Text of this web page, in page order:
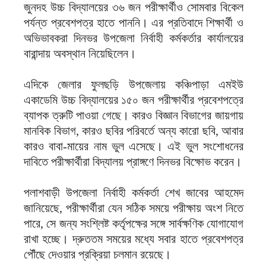
জুনদহ উচ্চ বিদ্যালয়ের ৩৬ জন পরীক্ষার্থীও সোমবার বিকেল
পর্যন্ত প্রবেশপত্র হাতে পাননি। এর প্রতিবাদে শিক্ষার্থী ও
অভিভাবকরা দিনভর উপজেলা নির্বাহী কর্মকর্তার কার্যালয়ের
বারান্দায় অবস্থান নিয়েছিলেন।
‎এদিকে জেলার ফুলছড়ি উপজেলায় কঞ্চিপাড়া এমইউ
একাডেমি উচ্চ বিদ্যালয়ের ১৫০ জন পরীক্ষার্থীর প্রবেশপত্রে
ব্যাপক ত্রুটি পাওয়া গেছে। কারও বিজ্ঞান বিভাগের জায়গায়
মানবিক বিভাগ, কারও ছবির পরিবর্তে অন্য কারো ছবি, আবার
কারও বাবা-মায়ের নাম ভুল এসেছে। এই ভুল সংশোধনের
দাবিতে পরীক্ষার্থীরা বিদ্যালয় প্রাঙ্গণে দিনভর বিক্ষোভ করেন।
‎পলাশবাড়ী উপজেলা নির্বাহী কর্মকর্তা শেখ জাবের আহমেদ
জানিয়েছে, পরীক্ষার্থীরা যেন সঠিক সময়ে পরীক্ষায় অংশ নিতে
পারে, সে জন্য সংশ্লিষ্ট কর্তৃপক্ষের সঙ্গে সার্বক্ষণিক যোগাযোগ
রাখা হচ্ছে। দ্রুততম সময়ের মধ্যে সবার হাতে প্রবেশপত্র
পৌঁছে দেওয়ার প্রক্রিয়া চলমান রয়েছে।